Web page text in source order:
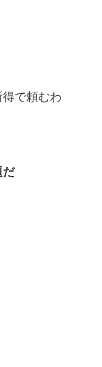
で頼むわ
だ